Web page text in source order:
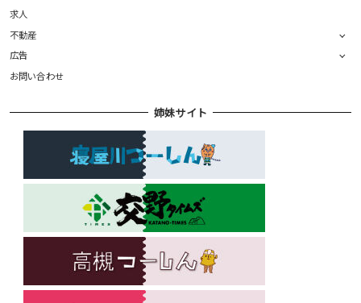
求人
不動産
広告
お問い合わせ
姉妹サイト